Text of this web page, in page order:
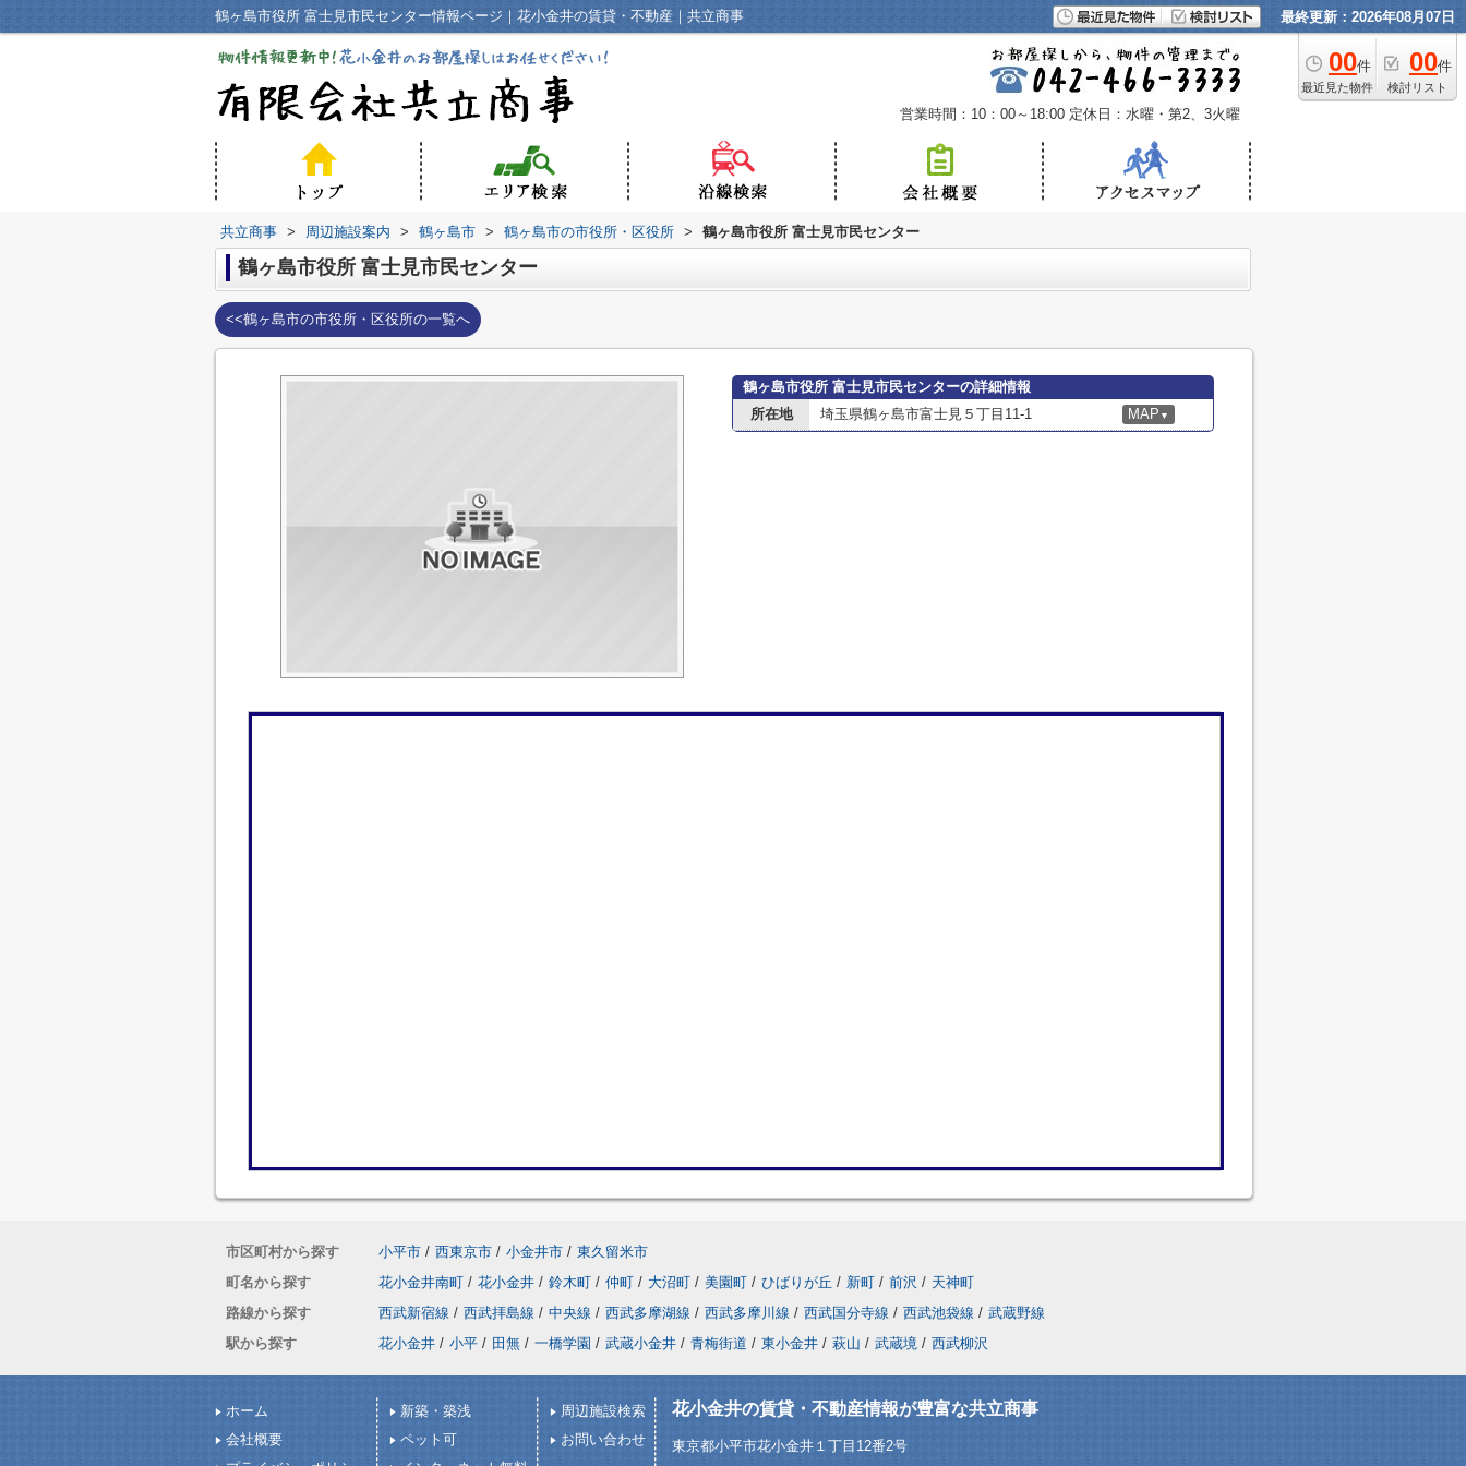
鶴ヶ島市役所 富士見市民センター情報ページ｜花小金井の賃貸・不動産｜共立商事 最終更新：2026年08月07日
00件
最近見た物件
00件
検討リスト
営業時間：10：00～18:00 定休日：水曜・第2、3火曜
共立商事 > 周辺施設案内 > 鶴ヶ島市 > 鶴ヶ島市の市役所・区役所 > 鶴ヶ島市役所 富士見市民センター
鶴ヶ島市役所 富士見市民センター
<<鶴ヶ島市の市役所・区役所の一覧へ
鶴ヶ島市役所 富士見市民センターの詳細情報
所在地
埼玉県鶴ヶ島市富士見５丁目11-1 MAP ▼
市区町村から探す 小平市 / 西東京市 / 小金井市 / 東久留米市
町名から探す
花小金井南町 / 花小金井 / 鈴木町 / 仲町 / 大沼町 / 美園町 / ひばりが丘 / 新町 / 前沢 / 天神町
路線から探す
西武新宿線 / 西武拝島線 / 中央線 / 西武多摩湖線 / 西武多摩川線 / 西武国分寺線 / 西武池袋線 / 武蔵野線
駅から探す
花小金井 / 小平 / 田無 / 一橋学園 / 武蔵小金井 / 青梅街道 / 東小金井 / 萩山 / 武蔵境 / 西武柳沢
ホーム
会社概要
新築・築浅
ペット可
周辺施設検索
お問い合わせ
花小金井の賃貸・不動産情報が豊富な共立商事
東京都小平市花小金井１丁目12番2号